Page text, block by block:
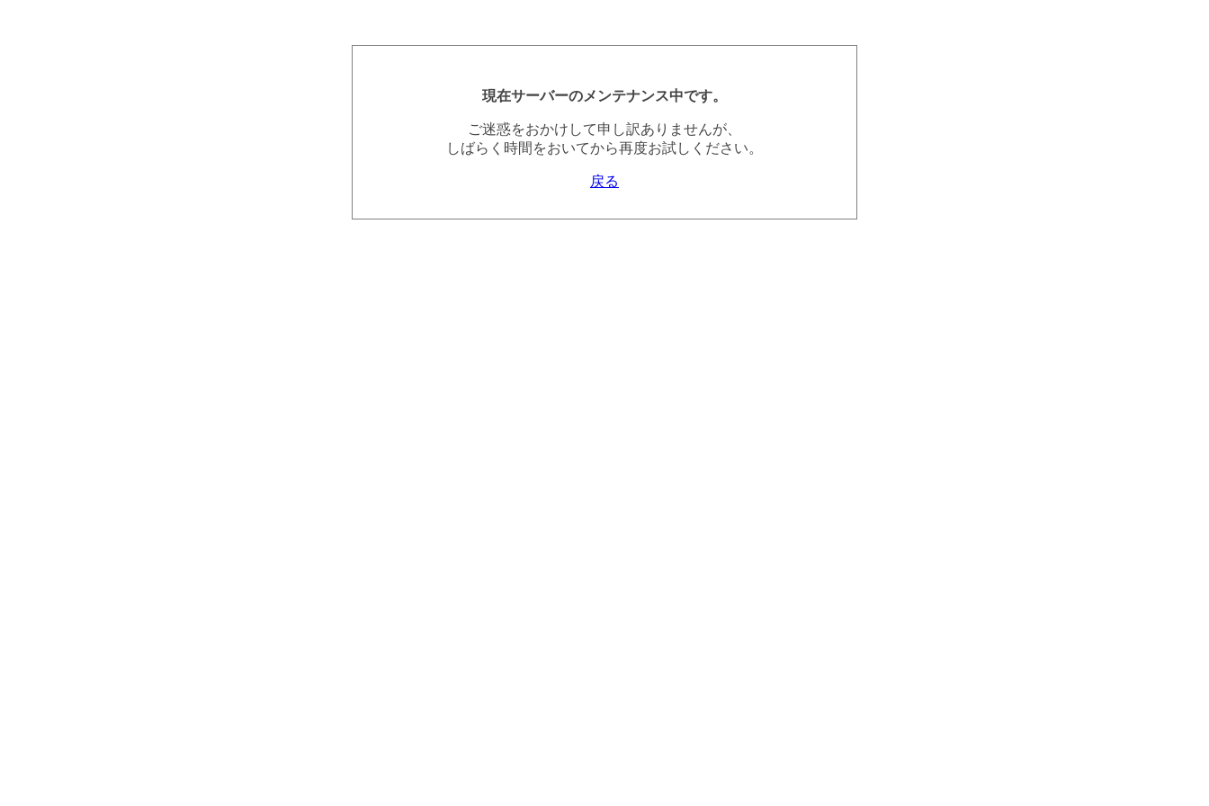
現在サーバーのメンテナンス中です。
ご迷惑をおかけして申し訳ありませんが、
しばらく時間をおいてから再度お試しください。
戻る